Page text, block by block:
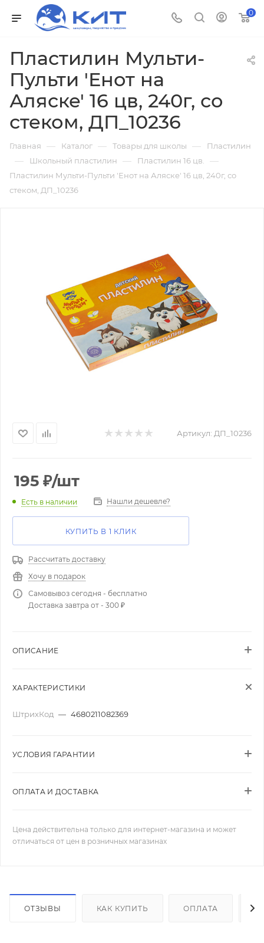
0
Пластилин Мульти-
Пульти 'Енот на
Аляске' 16 цв, 240г, со
стеком, ДП_10236
Главная — Каталог — Товары для школы — Пластилин
— Школьный пластилин — Пластилин 16 цв. —
Пластилин Мульти-Пульти 'Енот на Аляске' 16 цв, 240г, со
стеком, ДП_10236
Артикул: ДП_10236
195 ₽/шт
Есть в наличии Нашли дешевле?
КУПИТЬ В 1 КЛИК
Рассчитать доставку
Хочу в подарок
Самовывоз сегодня - бесплатно
Доставка завтра от - 300 ₽
ОПИСАНИЕ
ХАРАКТЕРИСТИКИ
ШтрихКод — 4680211082369
УСЛОВИЯ ГАРАНТИИ
ОПЛАТА И ДОСТАВКА
Цена действительна только для интернет-магазина и может
отличаться от цен в розничных магазинах
ОТЗЫВЫ КАК КУПИТЬ ОПЛАТА